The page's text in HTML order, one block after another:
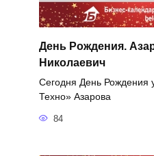
День Рождения.
Николаевич
Сегодня День
Техно» Азарова
84